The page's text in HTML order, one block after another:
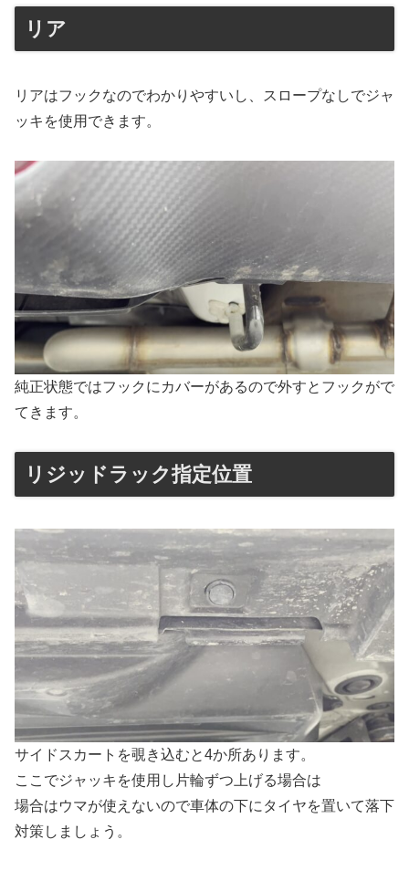
リア
リアはフックなのでわかりやすいし、スロープなしでジャ
ッキを使用できます。
純正状態ではフックにカバーがあるので外すとフックがで
てきます。
リジッドラック指定位置
サイドスカートを覗き込むと4か所あります。
ここでジャッキを使用し片輪ずつ上げる場合は
場合はウマが使えないので車体の下にタイヤを置いて落下
対策しましょう。